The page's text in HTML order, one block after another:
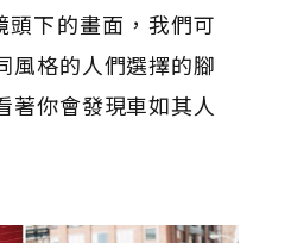
下的畫面，我們可
風格的人們選擇的腳
著你會發現車如其人